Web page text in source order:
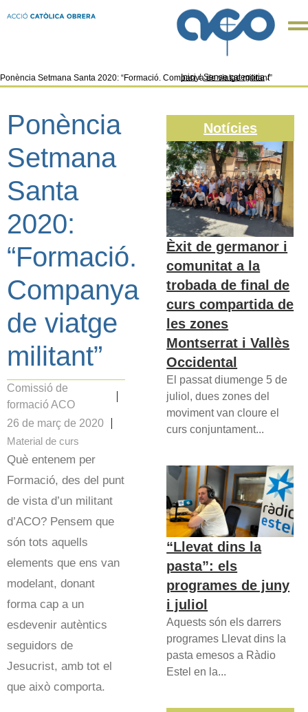
Inici / Sense categoria /
Ponència Setmana Santa 2020: “Formació. Companya de viatge militant”
Ponència
Setmana
Santa
2020:
“Formació.
Companya
de viatge
militant”
Comissió de
formació ACO
26 de març de 2020
Material de curs
Què entenem per
Formació, des del punt
de vista d’un militant
d’ACO? Pensem que
són tots aquells
elements que ens van
modelant, donant
forma cap a un
esdevenir autèntics
seguidors de
Jesucrist, amb tot el
que això comporta.
Notícies
Èxit de germanor i
comunitat a la
trobada de final de
curs compartida de
les zones
Montserrat i Vallès
Occidental
El passat diumenge 5 de
juliol, dues zones del
moviment van cloure el
curs conjuntament...
“Llevat dins la
pasta”: els
programes de juny
i juliol
Aquests són els darrers
programes Llevat dins la
pasta emesos a Ràdio
Estel en la...